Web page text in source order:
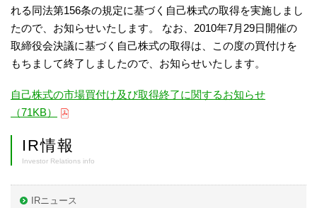
れる同法第156条の規定に基づく自己株式の取得を実施しまし
たので、お知らせいたします。 なお、2010年7月29日開催の
取締役会決議に基づく自己株式の取得は、この度の買付けを
もちまして終了しましたので、お知らせいたします。
自己株式の市場買付け及び取得終了に関するお知らせ
（71KB）
IR情報
Investor Relations info
IRニュース